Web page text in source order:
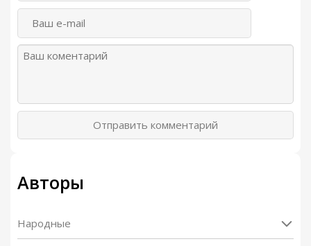
Отправить комментарий
Авторы
Народные